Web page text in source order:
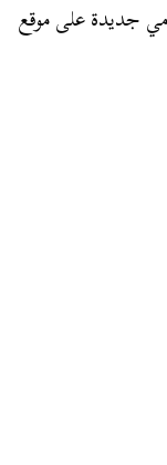
جديدة على موقع